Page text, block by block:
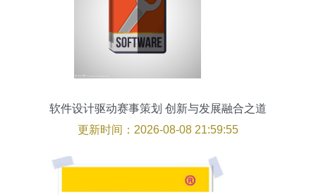
软件设计驱动赛事策划 创新与发展融合之道
更新时间：2026-08-08 21:59:55